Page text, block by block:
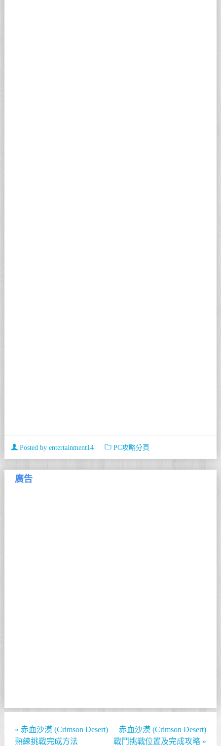
Posted by entertainment14 PC攻略分頁
廣告
« 赤血沙漠 (Crimson Desert)
熟練挑戰完成方法
赤血沙漠 (Crimson Desert)
戰鬥挑戰位置及完成攻略 »